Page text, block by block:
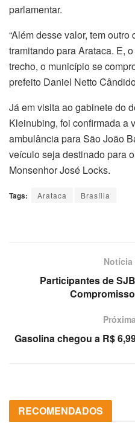
parlamentar.
“Além desse valor, tem
tramitando para Arataca. E,
trecho, o município se
prefeito Daniel Netto
Já em visita ao gabinete do
Kleinubing, foi confirmada a
ambulância para São João
veículo seja destinado para
Monsenhor José Locks.
Tags: Arataca Brasília
Participantes de
Gasolina chegou a R$
RECOMENDADOS